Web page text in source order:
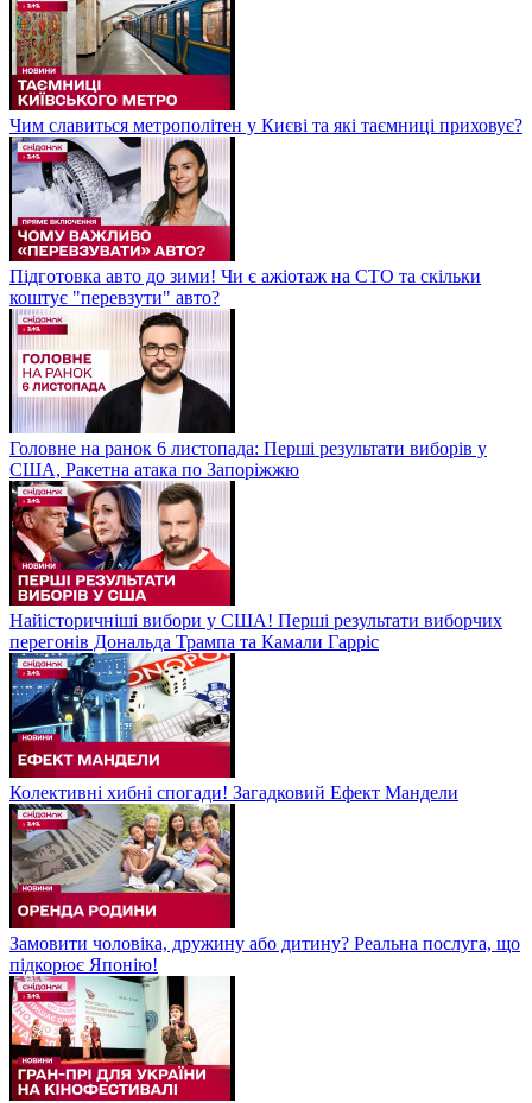
Чим славиться метрополітен у Києві та які таємниці приховує?
Підготовка авто до зими! Чи є ажіотаж на СТО та скільки
коштує "перевзути" авто?
Головне на ранок 6 листопада: Перші результати виборів у
США, Ракетна атака по Запоріжжю
Найісторичніші вибори у США! Перші результати виборчих
перегонів Дональда Трампа та Камали Гарріс
Колективні хибні спогади! Загадковий Ефект Мандели
Замовити чоловіка, дружину або дитину? Реальна послуга, що
підкорює Японію!